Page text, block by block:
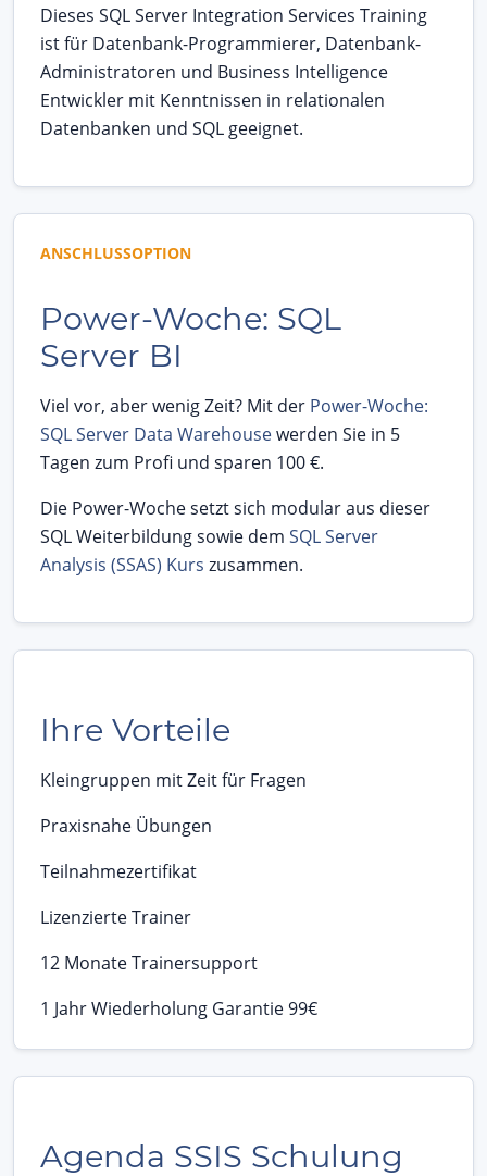
Dieses SQL Server Integration Services Training
ist für Datenbank-Programmierer, Datenbank-
Administratoren und Business Intelligence
Entwickler mit Kenntnissen in relationalen
Datenbanken und SQL geeignet.
ANSCHLUSSOPTION
Power-Woche: SQL
Server BI
Viel vor, aber wenig Zeit? Mit der Power-Woche:
SQL Server Data Warehousewerden Sie in 5
Tagen zum Profi und sparen 100 €.
Die Power-Woche setzt sich modular aus dieser
SQL Weiterbildung sowie dem SQL Server
Analysis (SSAS) Kurs zusammen.
Ihre Vorteile
Kleingruppen mit Zeit für Fragen
Praxisnahe Übungen
Teilnahmezertifikat
Lizenzierte Trainer
12 Monate Trainersupport
1 Jahr Wiederholung Garantie 99€
Agenda SSIS Schulung